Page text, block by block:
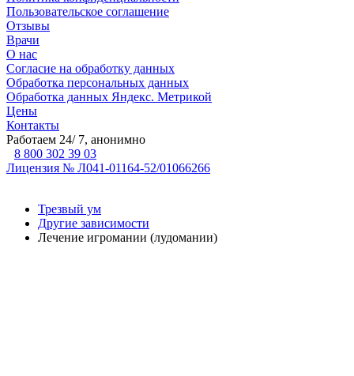
Пользовательское соглашение
Отзывы
Врачи
О нас
Согласие на обработку данных
Обработка персональных данных
Обработка данных Яндекс. Метрикой
Цены
Контакты
Работаем 24/ 7, анонимно
8 800 302 39 03
Лицензия № Л041-01164-52/01066266
Трезвый ум
Другие зависимости
Лечение игромании (лудомании)